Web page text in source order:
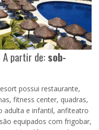
partir de:sob-
possui restaurante,
fitness center, quadras,
adulta e infantil, anfiteatro
equipados com frigobar,